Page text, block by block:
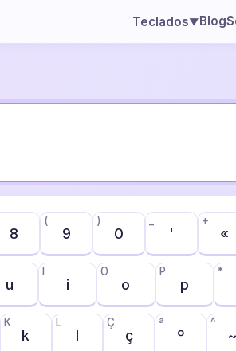
Teclados▼Blog
8 9
(
0
)
' «
+
u i o
O
p
P *
k
K
l
L
ç
Ç
º
ª
~
^